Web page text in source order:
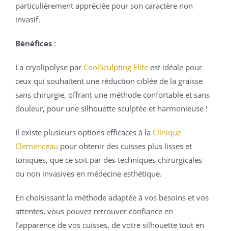
particulièrement appréciée pour son caractère non
invasif.
Bénéfices :
La cryolipolyse par CoolSculpting Elite est idéale pour
ceux qui souhaitent une réduction ciblée de la graisse
sans chirurgie, offrant une méthode confortable et sans
douleur, pour une silhouette sculptée et harmonieuse !
Il existe plusieurs options efficaces à la Clinique
Clemenceau pour obtenir des cuisses plus lisses et
toniques, que ce soit par des techniques chirurgicales
ou non invasives en médecine esthétique.
En choisissant la méthode adaptée à vos besoins et vos
attentes, vous pouvez retrouver confiance en
l’apparence de vos cuisses, de votre silhouette tout en